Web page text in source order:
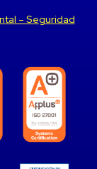
– Seguridad